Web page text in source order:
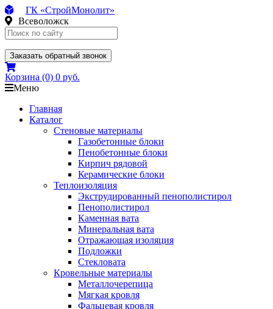
ГК «СтройМонолит»
Всеволожск
Заказать обратный звонок
Корзина (0) 0 руб.
Меню
Главная
Каталог
Стеновые материалы
Газобетонные блоки
Пенобетонные блоки
Кирпич рядовой
Керамические блоки
Теплоизоляция
Экструдированный пенополистирол
Пенополистирол
Каменная вата
Минеральная вата
Отражающая изоляция
Подложки
Стекловата
Кровельные материалы
Металлочерепица
Мягкая кровля
Фальцевая кровля